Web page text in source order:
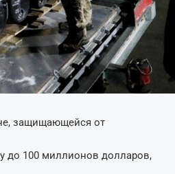
защищающейся от
до 100 миллионов долларов,